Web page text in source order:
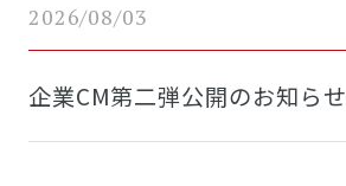
2026/08/03
企業CM第二弾公開のお知らせ